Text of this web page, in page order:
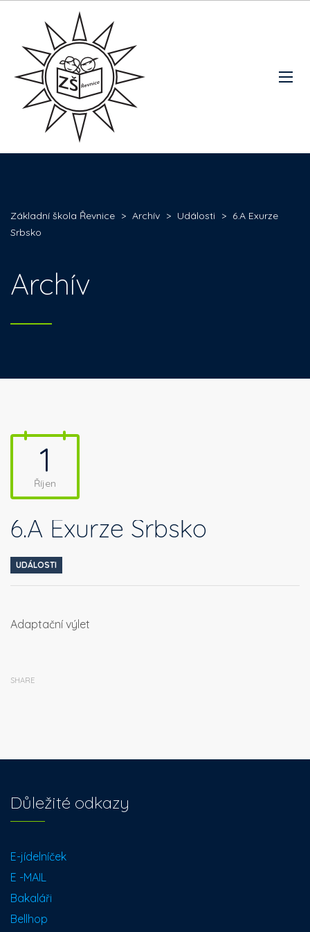
Základní škola Řevnice > Archív > Události > 6.A Exurze
Srbsko
Archív
1
Říjen
6.A Exurze Srbsko
UDÁLOSTI
Adaptační výlet
SHARE
Důležité odkazy
E-jídelníček
E -MAIL
Bakaláři
Bellhop